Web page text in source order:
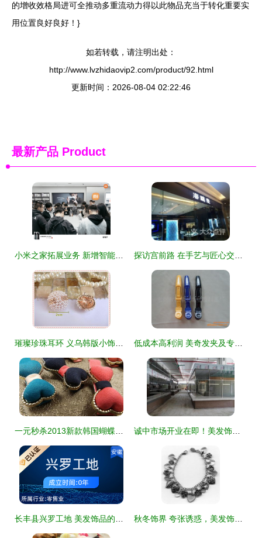
的增收效格局进可全推动多重流动力得以此物品充当于转化重要实
用位置良好良好！}
如若转载，请注明出处：
http://www.lvzhidaovip2.com/product/92.html
更新时间：2026-08-04 02:22:46
最新产品 Product